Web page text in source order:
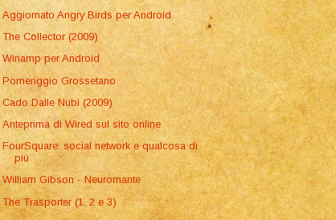
Aggiornato Angry Birds per Android
The Collector (2009)
Winamp per Android
Pomeriggio Grossetano
Cado Dalle Nubi (2009)
Anteprima di Wired sul sito online
FourSquare: social network e qualcosa di
più
William Gibson - Neuromante
The Trasporter (1, 2 e 3)